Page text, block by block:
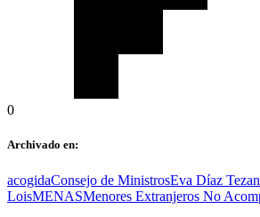
0
Archivado en:
acogidaConsejo de MinistrosEva Díaz
LoisMENASMenores Extranjeros No